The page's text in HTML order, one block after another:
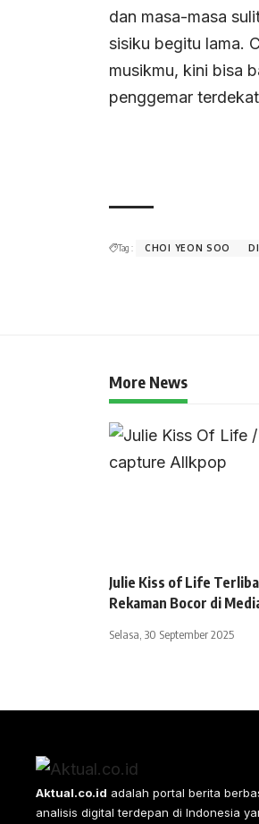
dan masa-masa
sisiku begitu lama.
musikmu, kini bisa
penggemar
Tag : CHOI YEON SOO
More News
Julie Kiss of Life
Rekaman Bocor di
Selasa, 30 September 2025
Aktual.co.id adalah portal berita
analisis digital terdepan di Indonesia